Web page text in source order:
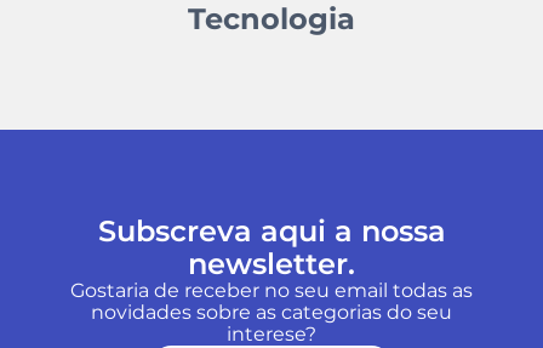
Tecnologia
Subscreva aqui a nossa
newsletter.
Gostaria de receber no seu email todas as
novidades sobre as categorias do seu
interese?